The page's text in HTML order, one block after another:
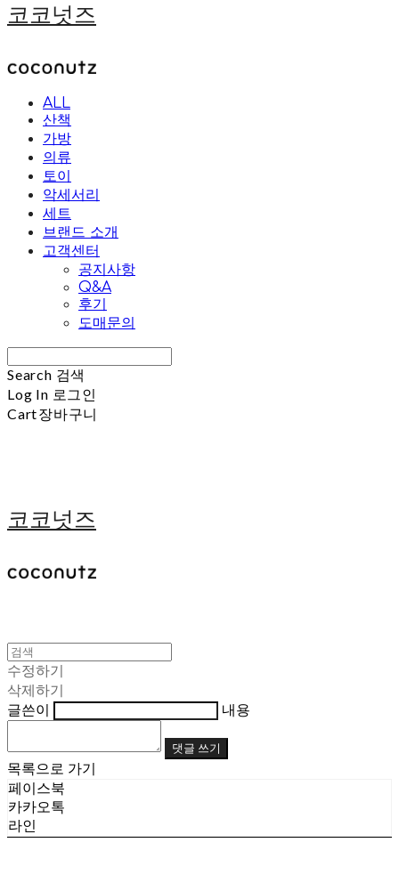
코코넛즈
ALL
산책
가방
의류
토이
악세서리
세트
브랜드 소개
고객센터
공지사항
Q&A
후기
도매문의
Search 검색
Log In 로그인
Cart장바구니
코코넛즈
수정하기
삭제하기
글쓴이
내용
댓글 쓰기
목록으로 가기
페이스북
카카오톡
라인